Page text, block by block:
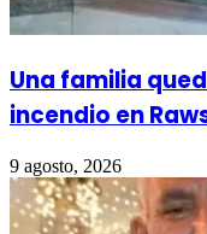
Una familia
incendio en
9 agosto, 2026